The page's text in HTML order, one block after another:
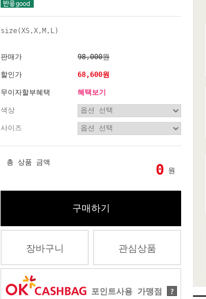
size(XS,X,M,L)
판매가 98,000원
할인가 68,600원
무이자할부혜택 혜택보기
색상
사이즈
총 상품 금액 0 원
구매하기
장바구니 관심상품
포인트사용 가맹점 ?